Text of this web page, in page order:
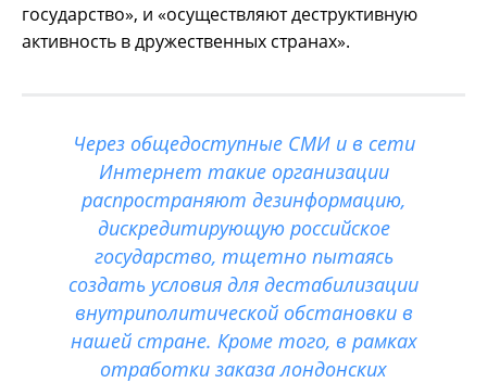
государство», и «осуществляют деструктивную
активность в дружественных странах».
Через общедоступные СМИ и в сети
Интернет такие организации
распространяют дезинформацию,
дискредитирующую российское
государство, тщетно пытаясь
создать условия для дестабилизации
внутриполитической обстановки в
нашей стране. Кроме того, в рамках
отработки заказа лондонских